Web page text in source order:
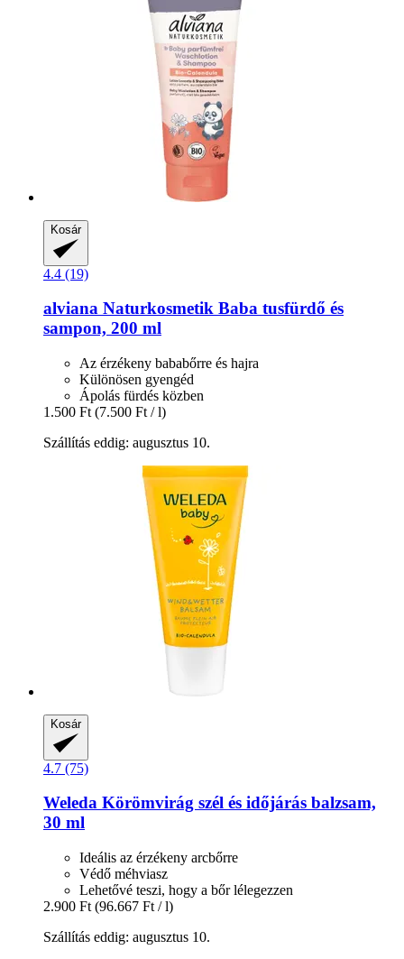
Kosár
4.4 (19)
alviana Naturkosmetik Baba tusfürdő és
sampon, 200 ml
Az érzékeny bababőrre és hajra
Különösen gyengéd
Ápolás fürdés közben
1.500 Ft (7.500 Ft / l)
Szállítás eddig: augusztus 10.
Kosár
4.7 (75)
Weleda Körömvirág szél és időjárás balzsam,
30 ml
Ideális az érzékeny arcbőrre
Védő méhviasz
Lehetővé teszi, hogy a bőr lélegezzen
2.900 Ft (96.667 Ft / l)
Szállítás eddig: augusztus 10.